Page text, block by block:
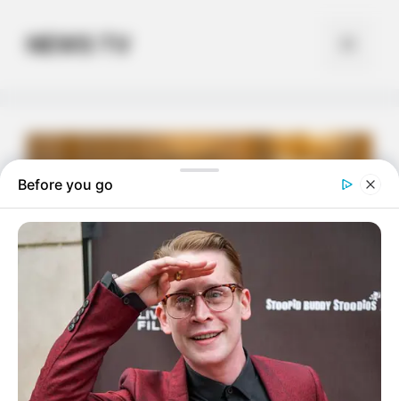
contentNEWS TV
Before you go